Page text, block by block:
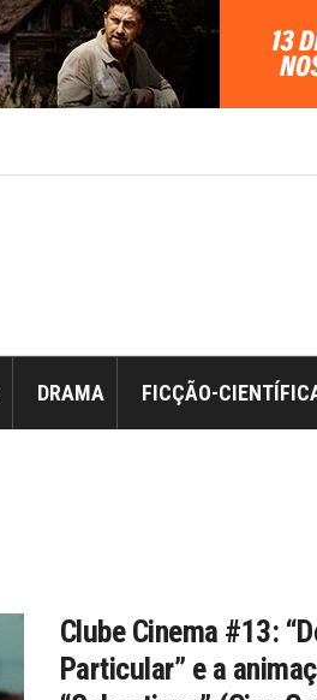
DRAMA FICÇÃO-
Clube Cinema #13:
Particular” e a